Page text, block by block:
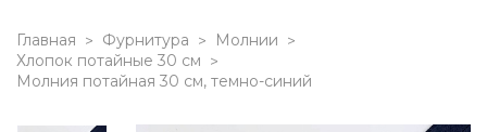
Главная > Фурнитура > Молнии >
Хлопок потайные 30 см >
молния потайная 30 см, темно-синий